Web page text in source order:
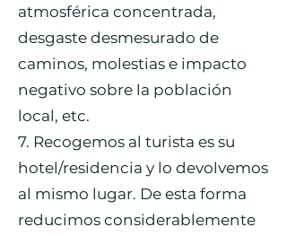
atmosférica concentrada,
desgaste desmesurado de
caminos, molestias e impacto
negativo sobre la población
local, etc.
7. Recogemos al turista es su
hotel/residencia y lo devolvemos
al mismo lugar. De esta forma
reducimos considerablemente